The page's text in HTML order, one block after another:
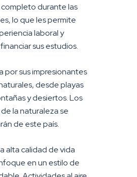
durante las
lo que les permite
laboral y
sus estudios.
por sus impresionantes
desde playas
y desiertos. Los
la naturaleza se
de este país.
alta calidad de vida
en un estilo de